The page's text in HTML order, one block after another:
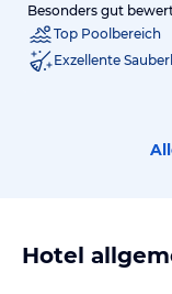
Besonders gut
Top Poolbereich
Exzellente
Hotel